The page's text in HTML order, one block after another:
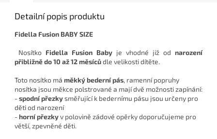
Detailní popis produktu
Fidella Fusion BABY SIZE
Nosítko Fidella Fusion Baby je vhodné již od narození
přibližně do 10 až 12 měsícůdle velikosti dítěte.
Toto nosítko má měkký bederní pás, ramenní popruhy
nosítka jsou měkce polstrované a mají dvě možnosti zapínání:
-spodní přezkysměřující k bedernímu pásu jsou určeny pro
děti od narození
-horní přezkyv polovině zádové opěrky doporučujeme pro
větší, zpevněné děti.